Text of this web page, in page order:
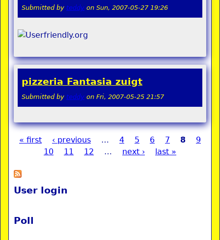
Submitted by teddy on Sun, 2007-05-27 19:26
pizzeria Fantasia zuigt
Submitted by teddy on Fri, 2007-05-25 21:57
Pages
« first ‹ previous … 4 5 6 7 8
9
10
11 12 … next › last »
User login
Poll